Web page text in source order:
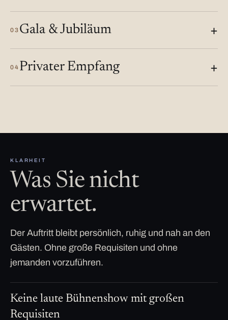
03 Gala & Jubiläum
04 Privater Empfang
KLARHEIT
Was Sie nicht
erwartet.
Der Auftritt bleibt persönlich, ruhig und nah an den
Gästen. Ohne große Requisiten und ohne
jemanden vorzuführen.
Keine laute Bühnenshow mit großen
Requisiten